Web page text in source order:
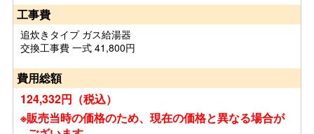
工事費
追炊きタイプ ガス給湯器
交換工事費 一式 41,800円
費用総額
124,332円（税込）
※販売当時の価格のため、現在の価格と異なる場合が